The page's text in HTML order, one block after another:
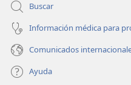
Buscar
Información médica para
Comunicados
Ayuda